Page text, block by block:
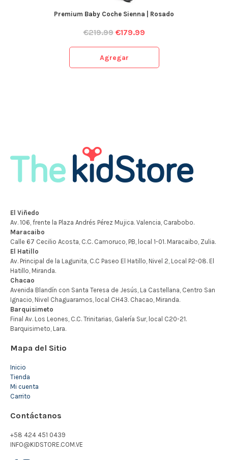
Premium Baby Coche Sienna | Rosado
€219.99 €179.99
Agregar
Mapa del Sitio
Inicio
Tienda
Mi cuenta
Carrito
Contáctanos
+58 424 451 0439
INFO@KIDSTORE.COM.VE